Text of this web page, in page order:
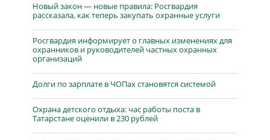
Новый закон — новые правила: Росгвардия
рассказала, как теперь закупать охранные услуги
Росгвардия информирует о главных изменениях для
охранников и руководителей частных охранных
организаций
Долги по зарплате в ЧОПах становятся системой
Охрана детского отдыха: час работы поста в
Татарстане оценили в 230 рублей